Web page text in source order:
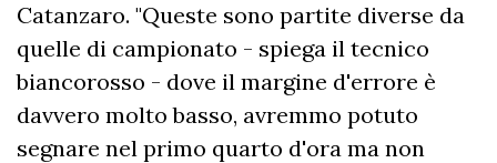
Catanzaro. "Queste sono partite diverse da
quelle di campionato - spiega il tecnico
biancorosso - dove il margine d'errore è
davvero molto basso, avremmo potuto
segnare nel primo quarto d'ora ma non